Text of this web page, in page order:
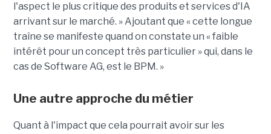
l'aspect le plus critique des produits et services d'IA
arrivant sur le marché. » Ajoutant que « cette longue
traîne se manifeste quand on constate un « faible
intérêt pour un concept très particulier » qui, dans le
cas de Software AG, est le BPM. »
Une autre approche du métier
Quant à l'impact que cela pourrait avoir sur les